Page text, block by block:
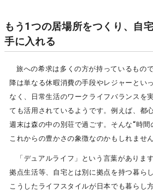
もう1つの居場所をつくり、自
手に入れる
旅への希求は多くの方が持っているもの
降は単なる休暇消費の手段やレジャーとい
なく、日常生活のワークライフバランスを
ても活用されているようです。例えば、都
週末は森の中の別荘で過ごす。そんな“時間
これからの豊かさの象徴なのかもしれません
「デュアルライフ」という言葉がありま
拠点生活等、自宅とは別に拠点を持つ暮ら
こうしたライフスタイルが日本でも暮らし